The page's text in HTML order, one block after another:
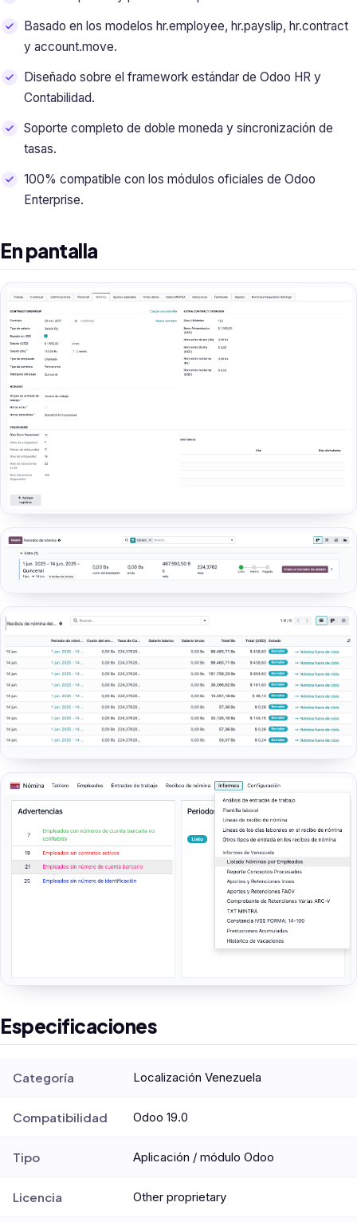
Basado en los modelos hr.employee, hr.payslip, hr.contract
y account.move.
Diseñado sobre el framework estándar de Odoo HR y
Contabilidad.
Soporte completo de doble moneda y sincronización de
tasas.
100% compatible con los módulos oficiales de Odoo
Enterprise.
En pantalla
Especificaciones
Categoría Localización Venezuela
Compatibilidad Odoo 19.0
Tipo Aplicación / módulo Odoo
Licencia Other proprietary